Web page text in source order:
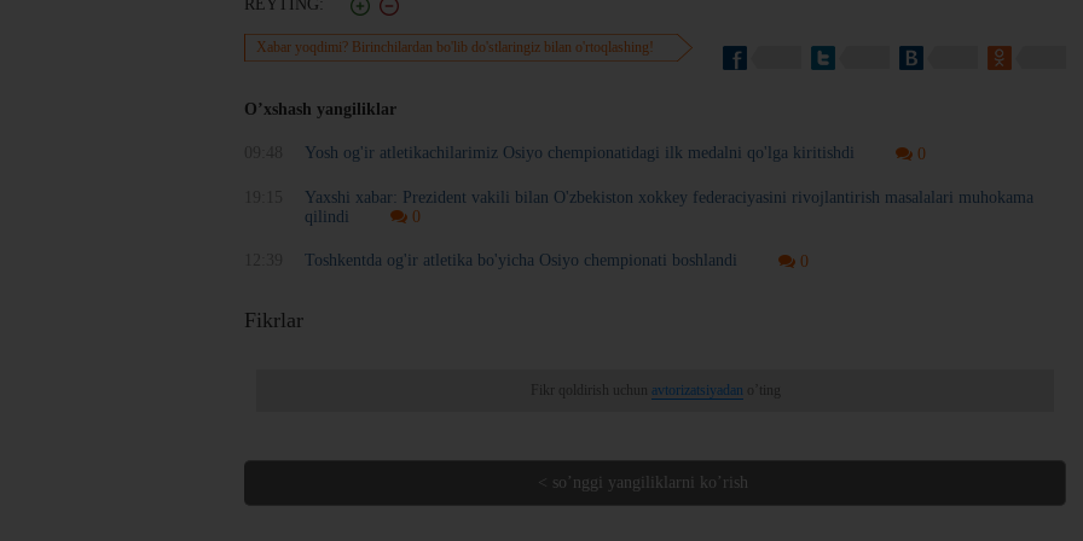
REYTING:
Xabar yoqdimi? Birinchilardan bo'lib do'stlaringiz bilan o'rtoqlashing!
O’xshash yangiliklar
Yosh og'ir atletikachilarimiz Osiyo chempionatidagi ilk medalni qo'lga kiritishdi 0
Yaxshi xabar: Prezident vakili bilan O'zbekiston xokkey federaciyasini rivojlantirish masalalari muhokama
qilindi
0
Toshkentda og'ir atletika bo'yicha Osiyo chempionati boshlandi 0
Fikrlar
Fikr qoldirish uchun avtorizatsiyadan o’ting
< so’nggi yangiliklarni ko’rish